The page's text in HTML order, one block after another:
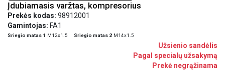
Įdubiamasis varžtas, kompresorius
Prekės kodas: 98912001
Gamintojas: FA1
Sriegio matas 1 M12x1.5 Sriegio matas 2 M14x1.5
Užsienio sandėlis
Pagal specialų užsakymą
Prekė negrąžinama